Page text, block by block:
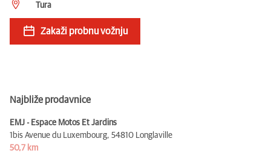
Tura
Zakaži probnu vožnju
Najbliže prodavnice
EMJ - Espace Motos Et Jardins
1bis Avenue du Luxembourg, 54810 Longlaville
50,7 km